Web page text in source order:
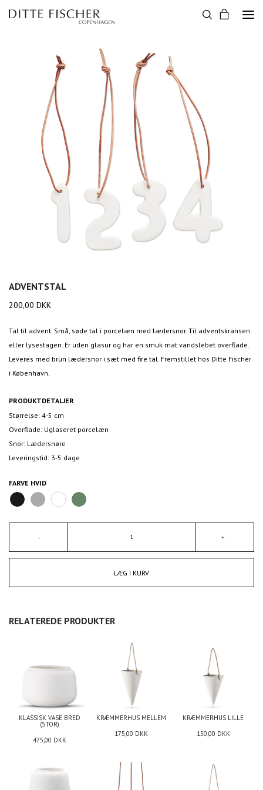
ADVENTSTAL
200,00 DKK
Tal til advent. Små, søde tal i porcelæn med lædersnor. Til adventskransen
eller lysestagen. Er uden glasur og har en smuk mat vandslebet overflade.
Leveres med brun lædersnor i sæt med fire tal. Fremstillet hos Ditte Fischer
i København.
PRODUKTDETALJER
Størrelse: 4-5 cm
Overflade: Uglaseret porcelæn
Snor: Lædersnøre
Leveringstid: 3-5 dage
FARVE HVID
LÆG I KURV
RELATEREDE PRODUKTER
KLASSISK VASE BRED
(STOR)
475,00 DKK
KRÆMMERHUS MELLEM
175,00 DKK
KRÆMMERHUS LILLE
150,00 DKK